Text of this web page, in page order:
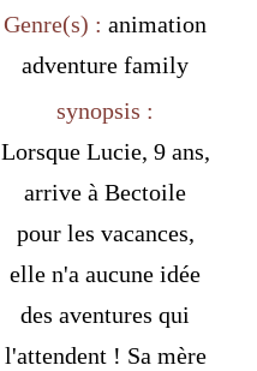
Genre(s) :animation
adventure family
synopsis :
Lorsque Lucie, 9 ans,
arrive à Bectoile
pour les vacances,
elle n'a aucune idée
des aventures qui
l'attendent ! Sa mère